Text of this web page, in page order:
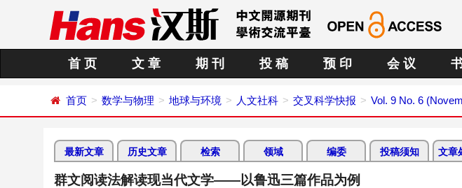
首 页 文 章 期 刊 投 稿 预 印 会 议
首页 数学与物理 地球与环境 人文社科 交叉科学快报 Vol. 9 No. 6
最新文章 历史文章 检索 领域 编委 投稿须知 文章
群文阅读法解读现当代文学——以鲁迅三篇作品为例